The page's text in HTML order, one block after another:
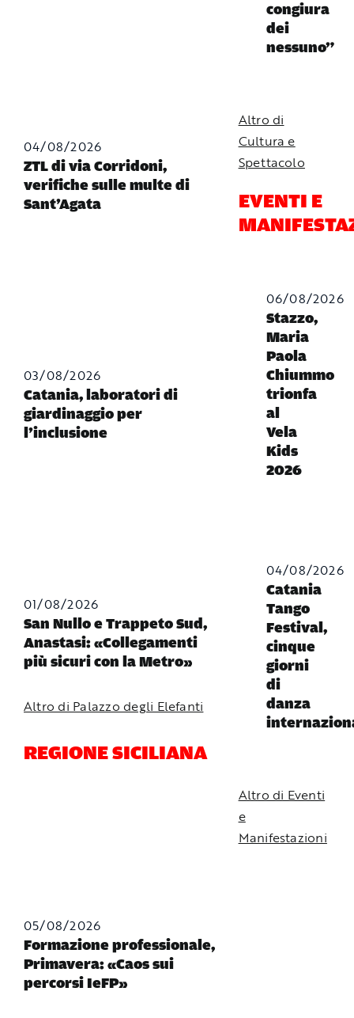
04/08/2026
ZTL di via Corridoni,
verifiche sulle multe di
Sant’Agata
03/08/2026
Catania, laboratori di
giardinaggio per
l’inclusione
01/08/2026
San Nullo e Trappeto Sud,
Anastasi: «Collegamenti
più sicuri con la Metro»
Altro di Palazzo degli Elefanti
REGIONE SICILIANA
05/08/2026
Formazione professionale,
Primavera: «Caos sui
percorsi IeFP»
congiura
dei
nessuno”
Altro di
Cultura e
Spettacolo
EVENTI E
06/08/2026
Stazzo,
Maria
Paola
Chiummo
trionfa
al
Vela
Kids
2026
04/08/2026
Catania
Tango
Festival,
cinque
giorni
di
danza
Altro di Eventi
e
Manifestazioni